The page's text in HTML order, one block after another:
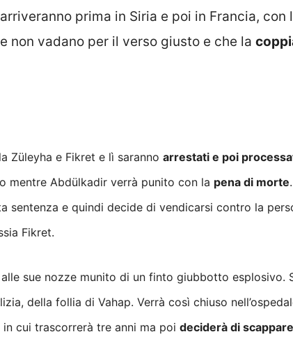
prima in Siria e poi in Francia, con
non vadano per il verso giusto e che la
Züleyha e Fikret e lì saranno arrestati e poi
mentre Abdülkadir verrà punito con la pena di morte
sentenza e quindi decide di vendicarsi contro la
Fikret.
sue nozze munito di un finto giubbotto esplosivo.
della follia di Vahap. Verrà così chiuso
cui trascorrerà tre anni ma poi deciderà di scappare